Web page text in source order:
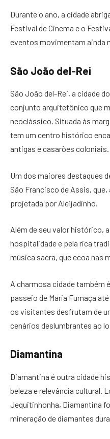
Durante o ano, a cidade
Festival de Cinema e o
eventos movimentam ainda
São João del-Rei
São João del-Rei, a cidade
conjunto arquitetônico que
neoclássico. Situada às
tem um centro histórico
antigas e casarões coloniais.
Um dos maiores destaques
São Francisco de Assis,
projetada por Aleijadinho.
Além de seu valor histórico,
hospitalidade e pela rica
música sacra, que ecoa nas
A charmosa cidade também
passeio de Maria Fumaça
os visitantes desfrutam de
cenários deslumbrantes ao
Diamantina
Diamantina é outra cidade
beleza e relevância cultural.
Jequitinhonha, Diamantina
mineração de diamantes